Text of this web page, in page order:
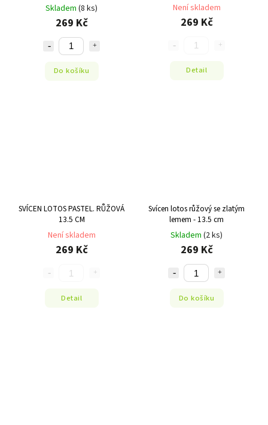
Skladem (8 ks)
269 Kč
Do košíku
Není skladem
269 Kč
Detail
SVÍCEN LOTOS PASTEL. RŮŽOVÁ
13.5 CM
Není skladem
269 Kč
Detail
Svícen lotos růžový se zlatým
lemem - 13.5 cm
Skladem (2 ks)
269 Kč
Do košíku